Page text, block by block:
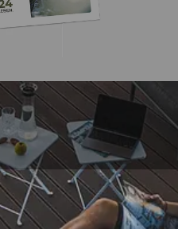
„Schnellere
angekündigt.